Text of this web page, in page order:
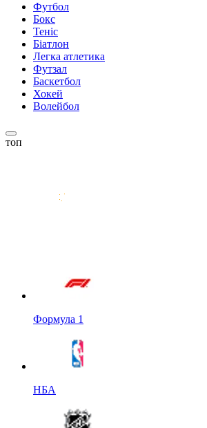
Футбол
Бокс
Теніс
Біатлон
Легка атлетика
Футзал
Баскетбол
Хокей
Волейбол
топ
Формула 1
НБА